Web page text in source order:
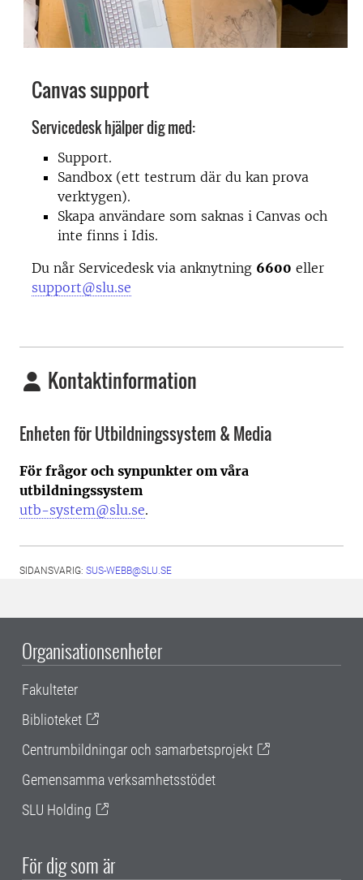
Canvas support
Servicedesk hjälper dig med:
Support.
Sandbox (ett testrum där du kan prova
verktygen).
Skapa användare som saknas i Canvas och
inte finns i Idis.
Du når Servicedesk via anknytning 6600 eller
support@slu.se
Kontaktinformation
Enheten för Utbildningssystem & Media
För frågor och synpunkter om våra
utbildningssystem
utb-system@slu.se.
SIDANSVARIG: SUS-WEBB@SLU.SE
Organisationsenheter
Fakulteter
Biblioteket
Centrumbildningar och samarbetsprojekt
Gemensamma verksamhetsstödet
SLU Holding
För dig som är